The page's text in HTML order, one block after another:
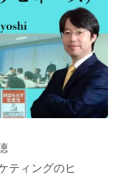
ティングのヒ